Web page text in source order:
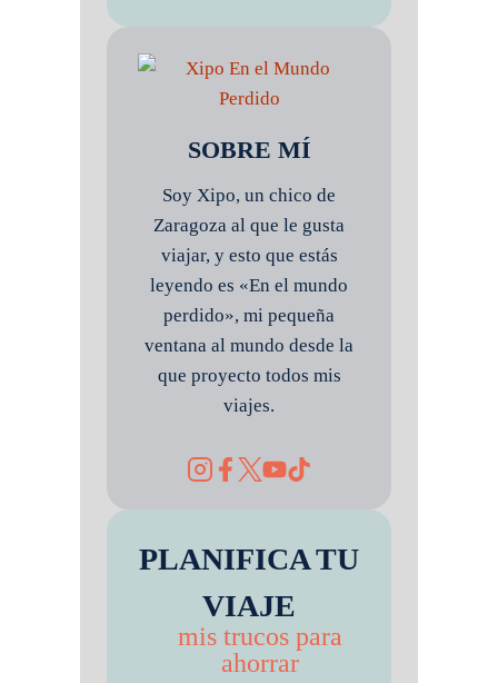
SOBRE MÍ
Soy Xipo, un chico de
Zaragoza al que le gusta
viajar, y esto que estás
leyendo es «En el mundo
perdido», mi pequeña
ventana al mundo desde la
que proyecto todos mis
viajes.
PLANIFICA TU
VIAJE
mis trucos para
ahorrar